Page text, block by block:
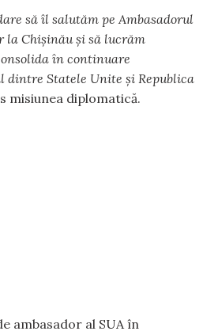
să îl salutăm pe Ambasadorul
la Chișinău și să lucrăm
în continuare
Statele Unite și Republica
misiunea diplomatică.
ambasador al SUA în